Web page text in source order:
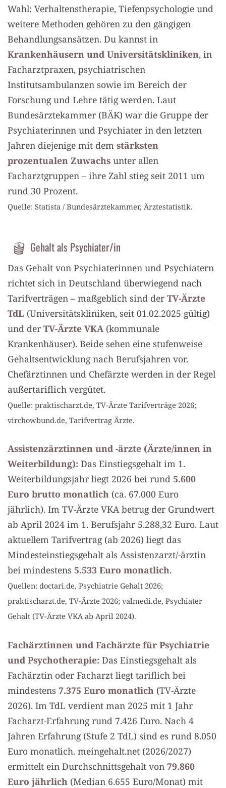
Wahl: Verhaltenstherapie, Tiefenpsychologie und
weitere Methoden gehören zu den gängigen
Behandlungsansätzen. Du kannst in
Krankenhäusern und Universitätskliniken, in
Facharztpraxen, psychiatrischen
Institutsambulanzen sowie im Bereich der
Forschung und Lehre tätig werden. Laut
Bundesärztekammer (BÄK) war die Gruppe der
Psychiaterinnen und Psychiater in den letzten
Jahren diejenige mit dem stärksten
prozentualen Zuwachs unter allen
Facharztgruppen – ihre Zahl stieg seit 2011 um
rund 30 Prozent.
Quelle: Statista / Bundesärztekammer, Ärztestatistik.
Gehalt als Psychiater/in
Das Gehalt von Psychiaterinnen und Psychiatern
richtet sich in Deutschland überwiegend nach
Tarifverträgen – maßgeblich sind der TV-Ärzte
TdL (Universitätskliniken, seit 01.02.2025 gültig)
und der TV-Ärzte VKA (kommunale
Krankenhäuser). Beide sehen eine stufenweise
Gehaltsentwicklung nach Berufsjahren vor.
Chefärztinnen und Chefärzte werden in der Regel
außertariflich vergütet.
Quelle: praktischarzt.de, TV-Ärzte Tarifverträge 2026;
virchowbund.de, Tarifvertrag Ärzte.
Assistenzärztinnen und -ärzte (Ärzte/innen in
Weiterbildung): Das Einstiegsgehalt im 1.
Weiterbildungsjahr liegt 2026 bei rund 5.600
Euro brutto monatlich (ca. 67.000 Euro
jährlich). Im TV-Ärzte VKA betrug der Grundwert
ab April 2024 im 1. Berufsjahr 5.288,32 Euro. Laut
aktuellem Tarifvertrag (ab 2026) liegt das
Mindesteinstiegsgehalt als Assistenzarzt/-ärztin
bei mindestens 5.533 Euro monatlich.
Quellen: doctari.de, Psychiatrie Gehalt 2026;
praktischarzt.de, TV-Ärzte 2026; valmedi.de, Psychiater
Gehalt (TV-Ärzte VKA ab April 2024).
Fachärztinnen und Fachärzte für Psychiatrie
und Psychotherapie: Das Einstiegsgehalt als
Fachärztin oder Facharzt liegt tariflich bei
mindestens 7.375 Euro monatlich (TV-Ärzte
2026). Im TdL verdient man 2025 mit 1 Jahr
Facharzt-Erfahrung rund 7.426 Euro. Nach 4
Jahren Erfahrung (Stufe 2 TdL) sind es rund 8.050
Euro monatlich. meingehalt.net (2026/2027)
ermittelt ein Durchschnittsgehalt von 79.860
Euro jährlich (Median 6.655 Euro/Monat) mit